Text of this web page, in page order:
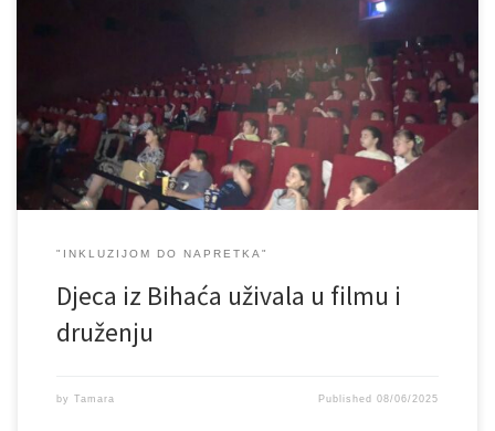
U sklopu projekta Inkluzijom do napretka priliku da uživaju u filmu i
druženju imala su djeca Osnovne škole Harmani I i Katoličkog
školskog centra ”Ivan Pavao II“. Izbor filma je bio po njihovoj želji i
zaista su uživali. Udruženje LAN u partnerstvu sa Secours populaire
Seine-et-Marne iz Francuske provodi projekt […]
"INKLUZIJOM DO NAPRETKA"
Djeca iz Bihaća uživala u filmu i
druženju
by Tamara Published08/06/2025